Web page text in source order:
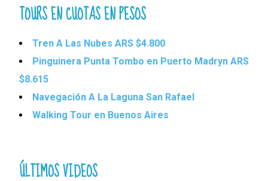
TOURS EN CUOTAS EN PESOS
Tren A Las Nubes ARS $4.800
Pinguinera Punta Tombo en Puerto Madryn ARS
$8.615
Navegación A La Laguna San Rafael
Walking Tour en Buenos Aires
ÚLTIMOS VIDEOS